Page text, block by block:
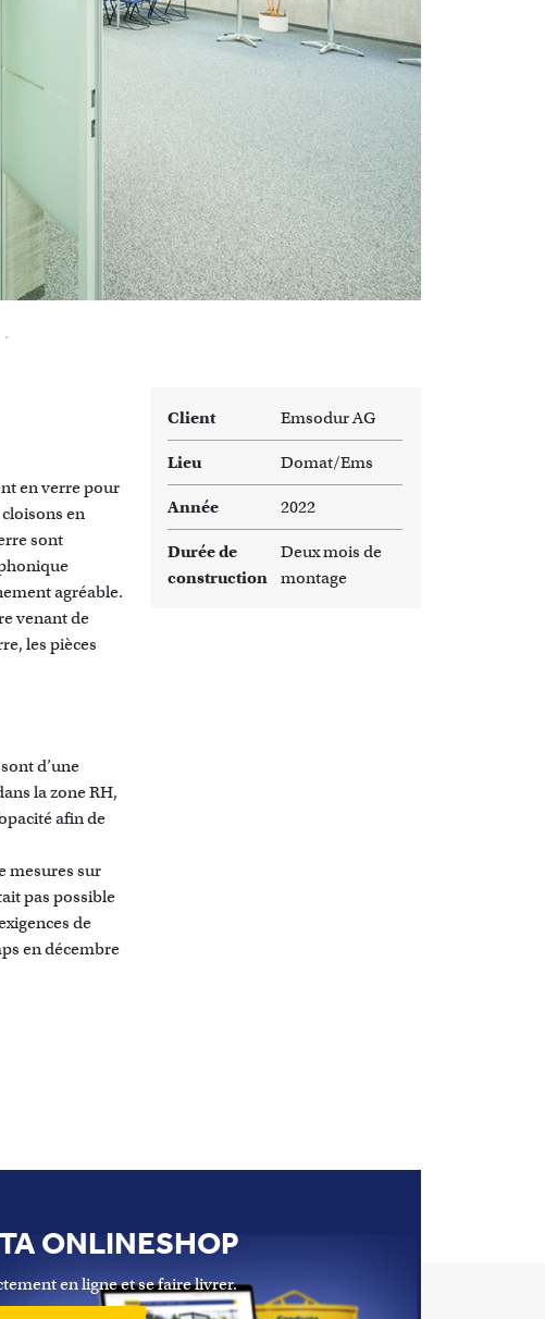
en verre pour
en
sont
agréable.
venant de
les pièces
d’une
la zone RH,
afin de
mesures sur
pas possible
de
en décembre
Client Emsodur AG
Lieu Domat/Ems
Année 2022
Durée de
construction
Deux mois de
montage
ONLINESHOP
en ligne et se faire livrer.